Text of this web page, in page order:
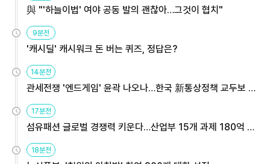
與 "'하늘이법' 여야 공동 발의 괜찮아…그것이 협치"
9분전
'캐시딜' 캐시워크 돈 버는 퀴즈, 정답은?
14분전
관세전쟁 '엔드게임' 윤곽 나오나…한국 新통상정책 교두보 활
용해야
17분전
섬유패션 글로벌 경쟁력 키운다…산업부 15개 과제 180억 지
원
18분전